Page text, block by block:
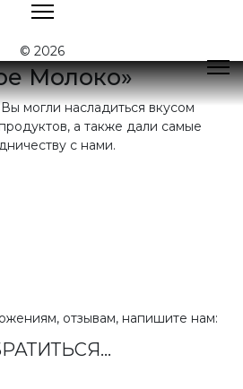
© 2026
(81755) 2-16-38
продаж:(81755) 2-18-62
Молоко»
могли насладиться вкусом
а также дали самые
с нами.
отзывам, напишите нам: